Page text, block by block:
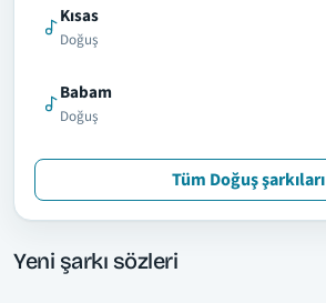
Kısas
Doğuş
Babam
Doğuş
Tüm Doğuş şarkıları
Yeni şarkı sözleri